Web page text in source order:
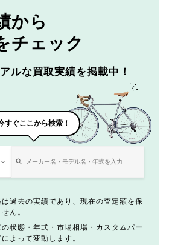
から
チェック
ルな買取実績を掲載中！
すぐここから検索！
過去の実績であり、現在の査定額を保
ん。
状態・年式・市場相場・カスタムパー
よって変動します。